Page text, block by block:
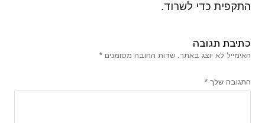
התקפית כדי לשרוד.
כתיבת תגובה
האימייל לא יוצג באתר. שדות החובה מסומנים *
התגובה שלך *